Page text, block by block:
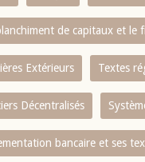
de capitaux et le
Extérieurs Textes
Décentralisés
bancaire et ses